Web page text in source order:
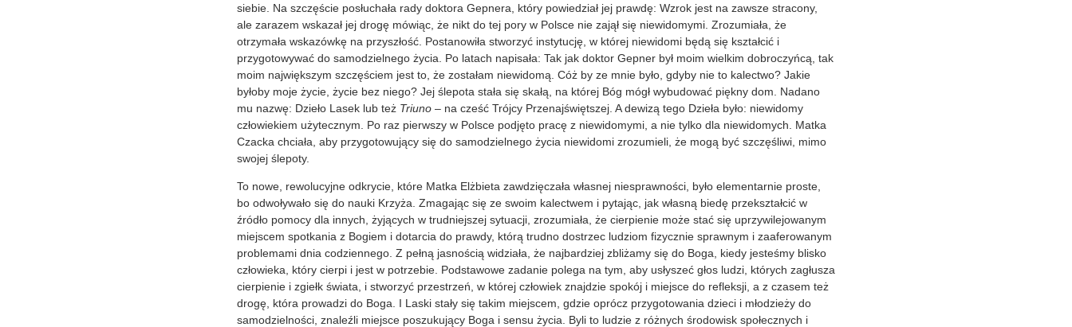
siebie. Na szczęście posłuchała rady doktora Gepnera, który powiedział jej prawdę: Wzrok jest na zawsze stracony,
ale zarazem wskazał jej drogę mówiąc, że nikt do tej pory w Polsce nie zajął się niewidomymi. Zrozumiała, że
otrzymała wskazówkę na przyszłość. Postanowiła stworzyć instytucję, w której niewidomi będą się kształcić i
przygotowywać do samodzielnego życia. Po latach napisała: Tak jak doktor Gepner był moim wielkim dobroczyńcą, tak
moim największym szczęściem jest to, że zostałam niewidomą. Cóż by ze mnie było, gdyby nie to kalectwo? Jakie
byłoby moje życie, życie bez niego? Jej ślepota stała się skałą, na której Bóg mógł wybudować piękny dom. Nadano
mu nazwę: Dzieło Lasek lub też Triuno – na cześć Trójcy Przenajświętszej. A dewizą tego Dzieła było: niewidomy
człowiekiem użytecznym. Po raz pierwszy w Polsce podjęto pracę z niewidomymi, a nie tylko dla niewidomych. Matka
Czacka chciała, aby przygotowujący się do samodzielnego życia niewidomi zrozumieli, że mogą być szczęśliwi, mimo
swojej ślepoty.
To nowe, rewolucyjne odkrycie, które Matka Elżbieta zawdzięczała własnej niesprawności, było elementarnie proste,
bo odwoływało się do nauki Krzyża. Zmagając się ze swoim kalectwem i pytając, jak własną biedę przekształcić w
źródło pomocy dla innych, żyjących w trudniejszej sytuacji, zrozumiała, że cierpienie może stać się uprzywilejowanym
miejscem spotkania z Bogiem i dotarcia do prawdy, którą trudno dostrzec ludziom fizycznie sprawnym i zaaferowanym
problemami dnia codziennego. Z pełną jasnością widziała, że najbardziej zbliżamy się do Boga, kiedy jesteśmy blisko
człowieka, który cierpi i jest w potrzebie. Podstawowe zadanie polega na tym, aby usłyszeć głos ludzi, których zagłusza
cierpienie i zgiełk świata, i stworzyć przestrzeń, w której człowiek znajdzie spokój i miejsce do refleksji, a z czasem też
drogę, która prowadzi do Boga. I Laski stały się takim miejscem, gdzie oprócz przygotowania dzieci i młodzieży do
samodzielności, znaleźli miejsce poszukujący Boga i sensu życia. Byli to ludzie z różnych środowisk społecznych i